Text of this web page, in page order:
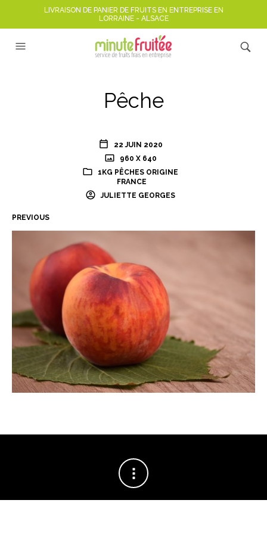
LIVRAISON DE PANIER DE FRUITS EN ENTREPRISE EN
LORRAINE - ALSACE
Pêche
22 JUIN 2020
960 X 640
1KG PÊCHES ORIGINE
FRANCE
JULIETTE GEORGES
PREVIOUS